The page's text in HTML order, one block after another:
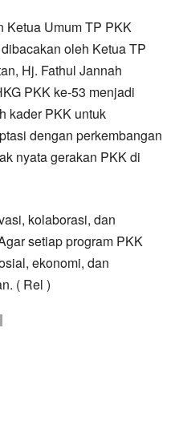
Ketua Umum TP PKK
oleh Ketua TP
Hj. Fathul Jannah
PKK ke-53 menjadi
kader PKK untuk
dengan perkembangan
nyata gerakan PKK di
kolaborasi, dan
setiap program PKK
ekonomi, dan
( Rel )